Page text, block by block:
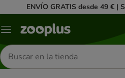
ENVÍO GRATIS desde 49 € |
Menú
Buscar
productos